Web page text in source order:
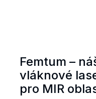
Femtum –
vláknové
pro MIR